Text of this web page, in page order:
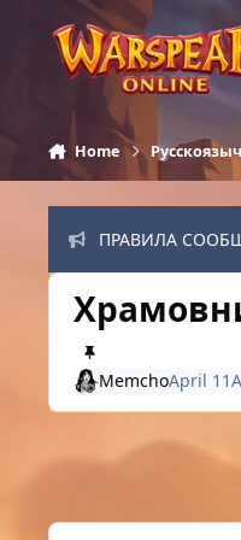
Skip to content
Home
ПРАВИЛА
MemchoApril 11